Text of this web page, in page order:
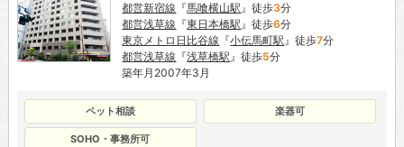
都営新宿線 『馬喰横山駅』徒歩3分
都営浅草線 『東日本橋駅』徒歩6分
東京メトロ日比谷線 『小伝馬町駅』徒歩7分
都営浅草線 『浅草橋駅』徒歩5分
築年月2007年3月
ペット相談 楽器可
SOHO・事務所可